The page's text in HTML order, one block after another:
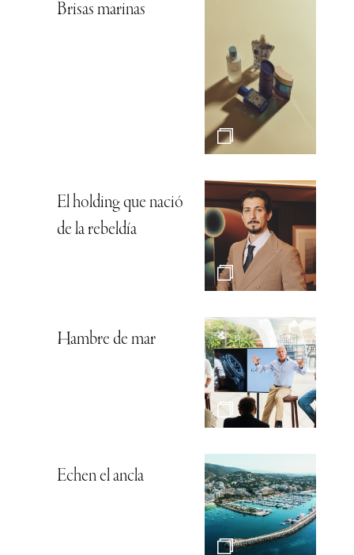
Brisas marinas
El holding que nació
de la rebeldía
Hambre de mar
Echen el ancla